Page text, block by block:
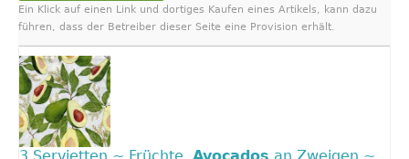
Ein Klick auf einen Link und dortiges Kaufen eines Artikels, kann dazu
führen, dass der Betreiber dieser Seite eine Provision erhält.